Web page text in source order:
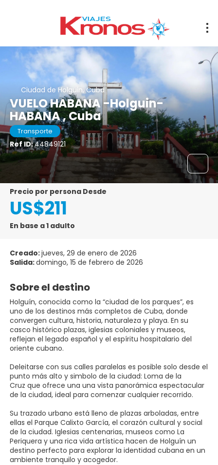
Ciudad de Holguin, Cuba
VUELO HABANA -Holguin-
HABANA , Cuba
Transporte
Ref ID:44849121
precio por persona Desde
US$211
En base a 1 adulto
Creado:jueves, 29 de enero de 2026
Salida:domingo, 15 de febrero de 2026
Sobre el destino
Holguín, conocida como la “ciudad de los parques”, es
uno de los destinos más completos de Cuba, donde
convergen cultura, historia, naturaleza y playa. En su
casco histórico plazas, iglesias coloniales y museos,
reflejan el legado español y el espíritu hospitalario del
oriente cubano.
Deleitarse con sus calles paralelas es posible solo desde el
punto más alto y simbolo de la ciudad: Loma de la
Cruz que ofrece una una vista panorámica espectacular
de la ciudad, ideal para comenzar cualquier recorrido.
Su trazado urbano está lleno de plazas arboladas, entre
ellas el Parque Calixto García, el corazón cultural y social
de la ciudad. Iglesias centenarias, museos como La
Periquera y una rica vida artística hacen de Holguín un
destino perfecto para explorar la identidad cubana en un
ambiente tranquilo y acogedor.